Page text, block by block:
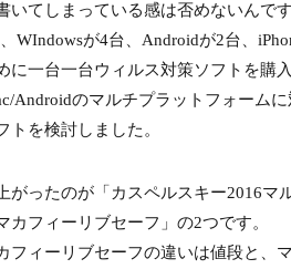
てしまっている感は否めないんです
WIndowsが4台、Androidが2台、
に一台一台ウィルス対策ソフトを購
Androidのマルチプラットフォーム
トを検討しました。
ったのが「カスペルスキー2016マ
カフィーリブセーフ」の2つです。
ィーリブセーフの違いは値段と、